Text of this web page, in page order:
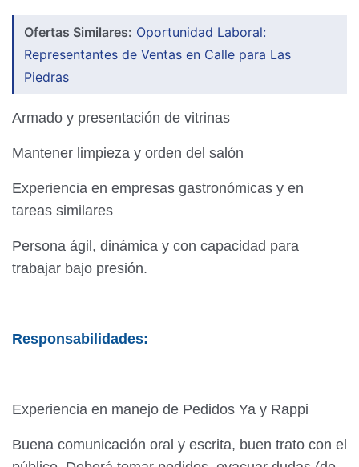
Ofertas Similares: Oportunidad Laboral:
Representantes de Ventas en Calle para Las
Piedras
Armado y presentación de vitrinas
Mantener limpieza y orden del salón
Experiencia en empresas gastronómicas y en
tareas similares
Persona ágil, dinámica y con capacidad para
trabajar bajo presión.
Responsabilidades:
Experiencia en manejo de Pedidos Ya y Rappi
Buena comunicación oral y escrita, buen trato con el